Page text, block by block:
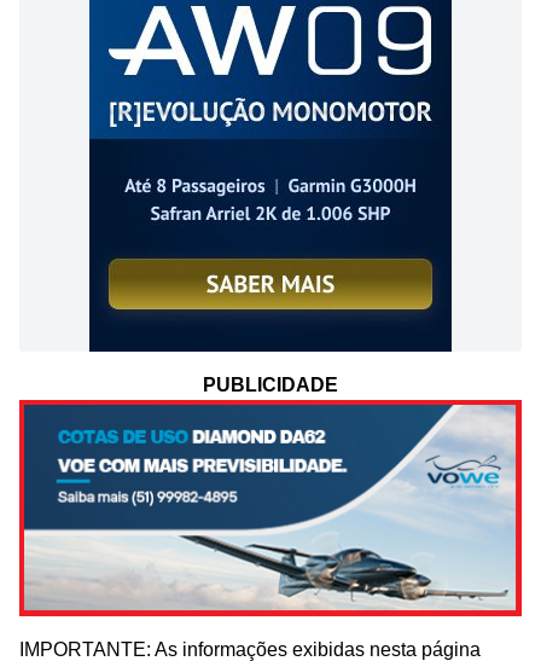
PUBLICIDADE
IMPORTANTE: As informações exibidas nesta página